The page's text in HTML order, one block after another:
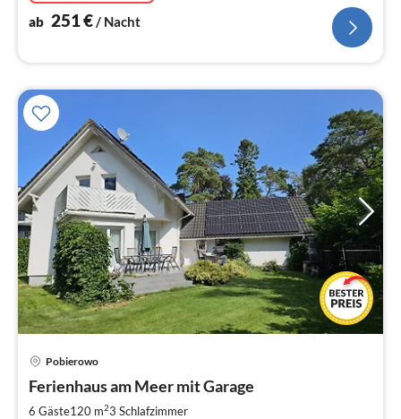
ab 251€/ Nacht
Pobierowo
Ferienhaus am Meer mit Garage
6 Gäste120 m23 Schlafzimmer